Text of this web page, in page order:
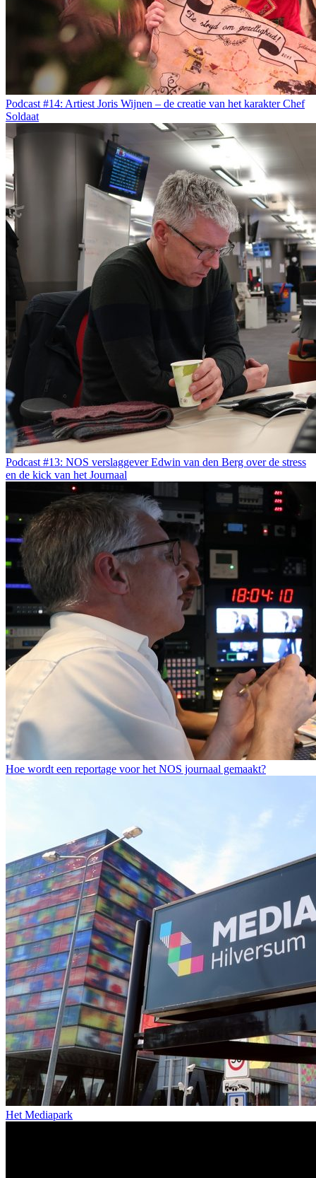
Podcast #14: Artiest Joris Wijnen – de creatie van het karakter Chef
Soldaat
Podcast #13: NOS verslaggever Edwin van den Berg over de stress
en de kick van het Journaal
Hoe wordt een reportage voor het NOS journaal gemaakt?
Het Mediapark